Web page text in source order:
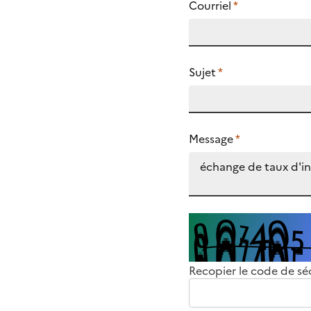
Courriel*
Sujet*
Message*
Recopier le code de